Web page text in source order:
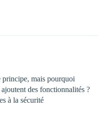
principe, mais pourquoi
des fonctionnalités ?
à la sécurité